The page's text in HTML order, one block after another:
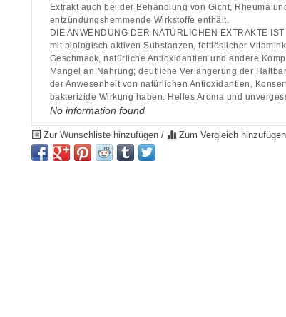
Extrakt auch bei der Behandlung von Gicht, Rheuma
entzündungshemmende Wirkstoffe enthält.
DIE ANWENDUNG DER NATÜRLICHEN EXTRAKTE
mit biologisch aktiven Substanzen, fettlöslicher
Geschmack, natürliche Antioxidantien und andere
Mangel an Nahrung; deutliche Verlängerung der
der Anwesenheit von natürlichen Antioxidantien,
bakterizide Wirkung haben. Helles Aroma und
No information found
Zur Wunschliste hinzufügen / Zum Vergleich hinzufügen